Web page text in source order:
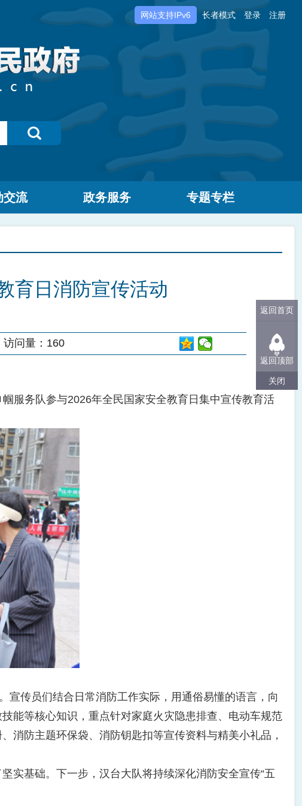
网站支持IPv6 长者模式 登录 注册
交流 政务服务 专题专栏
育日消防宣传活动
访问量： 160
服务队参与2026年全民国家安全教育日集中宣传教育活
传员们结合日常消防工作实际，用通俗易懂的语言，向
能等核心知识，重点针对家庭火灾隐患排查、电动车规范
消防主题环保袋、消防钥匙扣等宣传资料与精美小礼品，
基础。下一步，汉台大队将持续深化消防安全宣传“五
返回首页
返回顶部
关闭